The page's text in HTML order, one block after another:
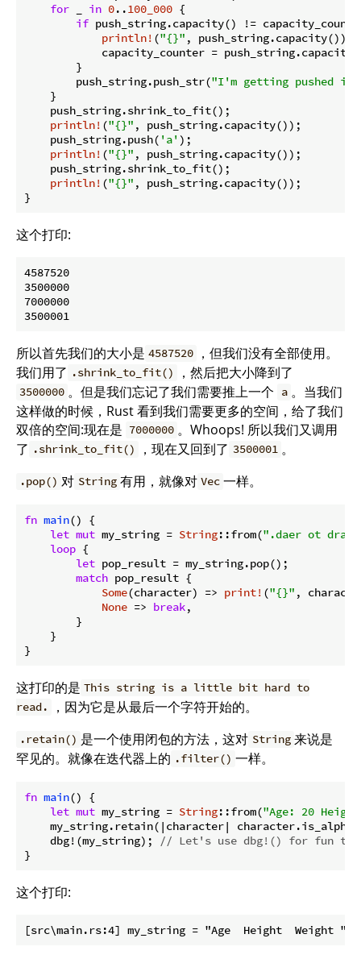
for
in 0..100_000 {
if push_string.capacity() !=
println! ("{}" , push_string.capacity());
capacity_counter =
        }
        push_string.push_str(
"I'm getting pushed
    }
    push_string.shrink_to_fit();
println! ("{}" , push_string.capacity());
    push_string.push(
'a' );
println! ("{}" , push_string.capacity());
    push_string.shrink_to_fit();
println! ("{}" , push_string.capacity());
}
这个打印:
4587520
3500000
7000000
所以首先我们的大小是 4587520
，但我们没有全部使用。
我们用了 .shrink_to_fit() ，然后把大小降到了
3500000 。但是我们忘记了我们需要推上一个 a 。当我们
这样做的时候，Rust 看到我们需要更多的空间，给了我们
双倍的空间:现在是 7000000 。Whoops! 所以我们又调用
了 .shrink_to_fit() ，现在又回到了 3500001 。
.pop() 对 String 有用，就像对 Vec 一样。
fn main() {
let mut my_string = String::from(".daer ot
loop {
let pop_result = my_string.pop();
match pop_result {
Some(character) => print! ("{}" ,
None => break,
        }
    }
}
这打印的是 This string is a little bit hard to
read.
，因为它是从最后一个字符开始的。
.retain() 是一个使用闭包的方法，这对 String 来说是
罕见的。就像在迭代器上的 .filter() 一样。
fn main() {
let mut my_string = String::from("Age: 20
my_string.retain(|character|
    dbg!(my_string);
// Let's use dbg!() for fun
}
这个打印: